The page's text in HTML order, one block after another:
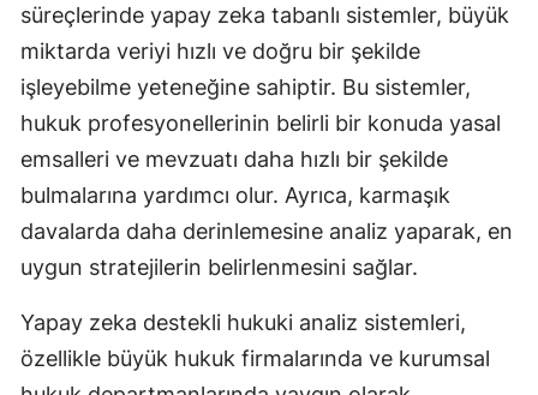
süreçlerinde yapay zeka tabanlı sistemler, büyük
miktarda veriyi hızlı ve doğru bir şekilde
işleyebilme yeteneğine sahiptir. Bu sistemler,
hukuk profesyonellerinin belirli bir konuda yasal
emsalleri ve mevzuatı daha hızlı bir şekilde
bulmalarına yardımcı olur. Ayrıca, karmaşık
davalarda daha derinlemesine analiz yaparak, en
uygun stratejilerin belirlenmesini sağlar.
Yapay zeka destekli hukuki analiz sistemleri,
özellikle büyük hukuk firmalarında ve kurumsal